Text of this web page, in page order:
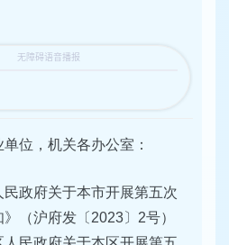
位，机关各办公室：
政府关于本市开展第五次
（沪府发〔2023〕2号）